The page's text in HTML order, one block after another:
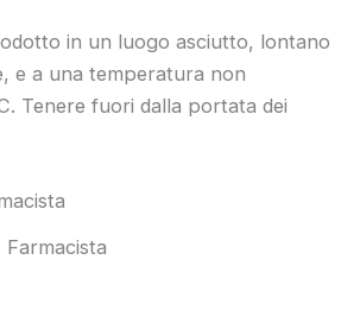
in un luogo asciutto, lontano
e a una temperatura non
Tenere fuori dalla portata dei